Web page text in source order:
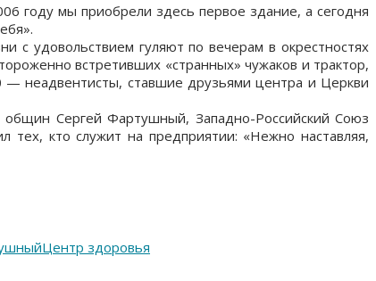
году мы приобрели здесь первое здание, а сегодня
удовольствием гуляют по вечерам в окрестностях
встретивших «странных» чужаков и трактор,
неадвентисты, ставшие друзьями центра и Церкви
общин Сергей Фартушный, Западно-Российский Союз
тех, кто служит на предприятии: «Нежно наставляя,
Центр здоровья